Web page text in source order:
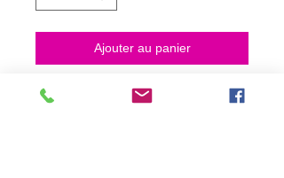
Ajouter au panier
NO HACEMOS ENVIOS ON LINE